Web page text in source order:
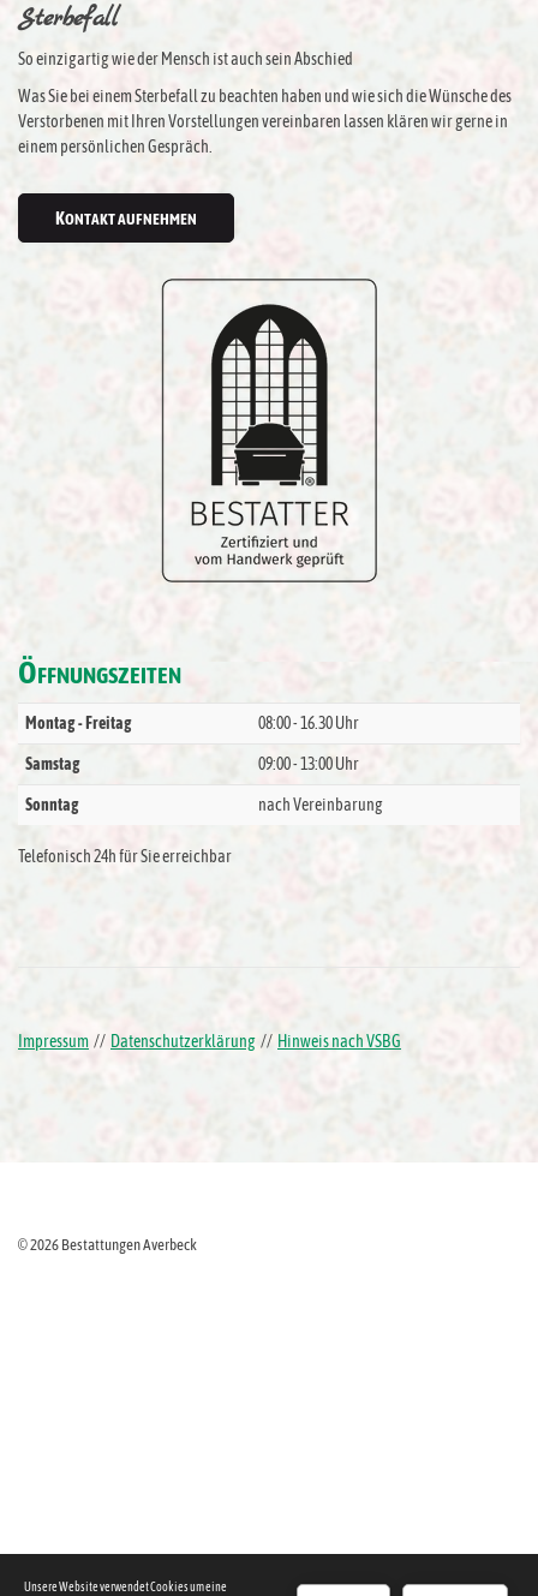
Sterbefall
So einzigartig wie der Mensch ist auch sein Abschied
Was Sie bei einem Sterbefall zu beachten haben und wie sich die Wünsche des
Verstorbenen mit Ihren Vorstellungen vereinbaren lassen klären wir gerne in
einem persönlichen Gespräch.
KONTAKT AUFNEHMEN
ÖFFNUNGSZEITEN
Montag - Freitag 08:00 - 16.30 Uhr
Samstag 09:00 - 13:00 Uhr
Sonntag nach Vereinbarung
Telefonisch 24h für Sie erreichbar
Impressum // Datenschutzerklärung // Hinweis nach VSBG
© 2026 Bestattungen Averbeck
Unsere Website verwendet Cookies um eine